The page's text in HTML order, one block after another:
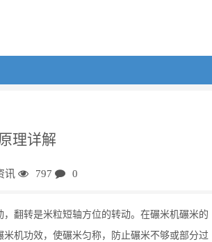
理详解
讯 797 0
翻转是米粒短轴方位的转动。在碾米机碾米的
机功效，使碾米匀称，防止碾米不够或部分过